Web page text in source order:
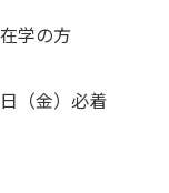
の方
（金）必着